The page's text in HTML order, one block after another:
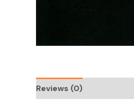
Reviews (0)